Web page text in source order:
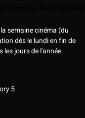
semaine cinéma (du
dès le lundi en fin de
jours de l'année.
5